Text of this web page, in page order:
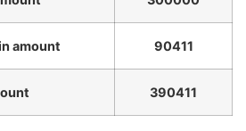
amount 90411
390411